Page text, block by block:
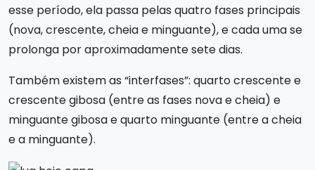
esse período, ela passa pelas quatro fases principais
(nova, crescente, cheia e minguante), e cada uma se
prolonga por aproximadamente sete dias.
Também existem as “interfases”: quarto crescente e
crescente gibosa (entre as fases nova e cheia) e
minguante gibosa e quarto minguante (entre a cheia
e a minguante).